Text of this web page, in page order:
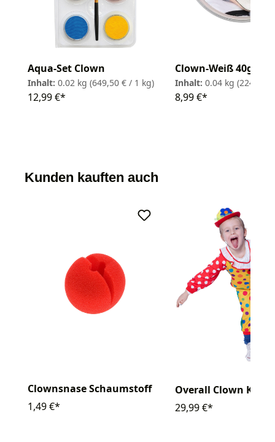
Aqua-Set Clown
Inhalt: 0.02 kg (649,50 € / 1 kg)
12,99 €*
Clown-Weiß 40g
Inhalt: 0.04 kg (224,75
8,99 €*
Kunden kauften auch
Clownsnase Schaumstoff
1,49 €*
Overall Clown
29,99 €*